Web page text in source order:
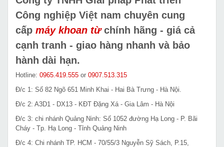
Công nghiệp Việt nam chuyên cung
cấp máy khoan từchính hãng - giá cả
cạnh tranh - giao hàng nhanh và bảo
hành dài hạn.
Hotline: 0965.419.555 or 0907.513.315
Đ/c 1: Số 82 Ngõ 651 Minh Khai - Hai Bà Trưng - Hà Nội.
Đ/c 2: A3D1 - DX13 - KĐT Đặng Xá - Gia Lâm - Hà Nội
Đ/c 3: chi nhánh Quảng Ninh: Số 1052 đường Hạ Long - P. Bãi
Cháy - Tp. Hạ Long - Tỉnh Quảng Ninh
Đ/c 4: Chi nhánh TP. HCM - 70/55/3 Nguyễn Sỹ Sách, P.15,